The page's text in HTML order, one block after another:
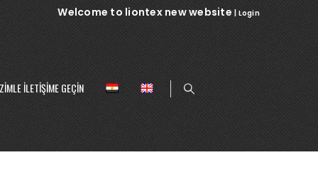
Welcome to liontex new website |Login
ILETIŞIME GEÇIN